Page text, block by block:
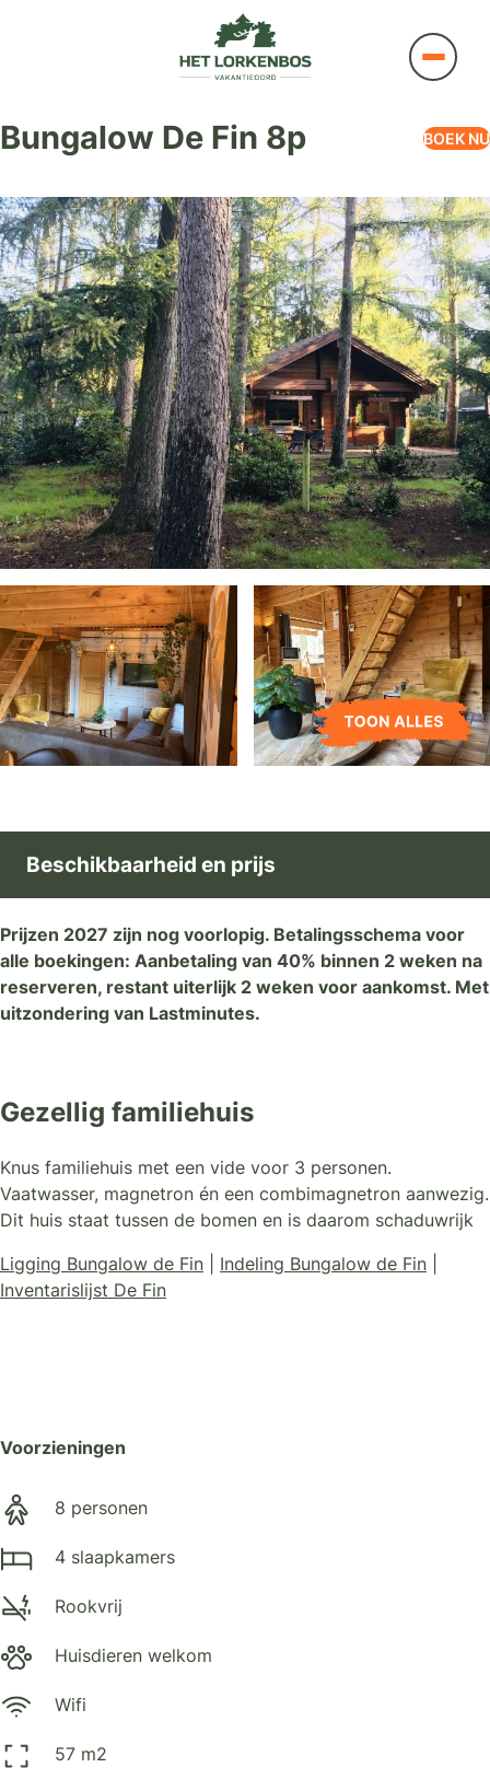
Bungalow De Fin 8p BOEK NU
Beschikbaarheid en prijs
Prijzen 2027 zijn nog voorlopig. Betalingsschema voor
alle boekingen: Aanbetaling van 40% binnen 2 weken na
reserveren, restant uiterlijk 2 weken voor aankomst. Met
uitzondering van Lastminutes.
Gezellig familiehuis
Knus familiehuis met een vide voor 3 personen.
Vaatwasser, magnetron én een combimagnetron aanwezig.
Dit huis staat tussen de bomen en is daarom schaduwrijk
Ligging Bungalow de Fin
Indeling Bungalow de Fin
Inventarislijst De Fin
Voorzieningen
8 personen
4 slaapkamers
Rookvrij
Huisdieren welkom
Wifi
57 m2